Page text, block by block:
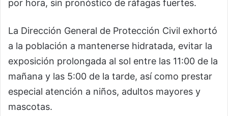
por hora, sin pronóstico de ráfagas fuertes.
La Dirección General de Protección Civil exhortó
a la población a mantenerse hidratada, evitar la
exposición prolongada al sol entre las 11:00 de la
mañana y las 5:00 de la tarde, así como prestar
especial atención a niños, adultos mayores y
mascotas.